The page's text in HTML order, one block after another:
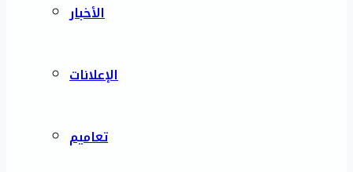
الأخبار
الإعلانات
تعاميم